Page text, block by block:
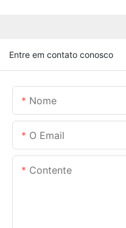
Entre em contato conosco
Nome
O Email
Contente